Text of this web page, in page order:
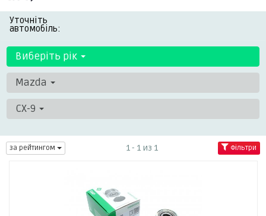
Уточніть
автомобіль:
Виберіть рік
Mazda
CX-9
за рейтингом 1 - 1 из 1 Фільтри